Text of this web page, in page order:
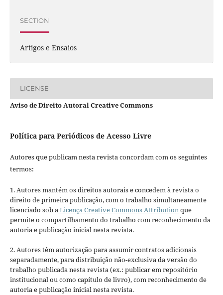
SECTION
Artigos e Ensaios
LICENSE
Aviso de Direito Autoral Creative Commons
Política para Periódicos de Acesso Livre
Autores que publicam nesta revista concordam com os seguintes
termos:
1. Autores mantém os direitos autorais e concedem à revista o
direito de primeira publicação, com o trabalho simultaneamente
licenciado sob aLicença Creative Commons Attributionque
permite o compartilhamento do trabalho com reconhecimento da
autoria e publicação inicial nesta revista.
2. Autores têm autorização para assumir contratos adicionais
separadamente, para distribuição não-exclusiva da versão do
trabalho publicada nesta revista (ex.: publicar em repositório
institucional ou como capítulo de livro), com reconhecimento de
autoria e publicação inicial nesta revista.